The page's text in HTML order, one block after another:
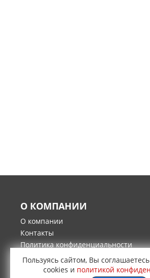
О КОМПАНИИ
О компании
Контакты
Политика конфиденциальности
Гарантия и возврат товара
Пользуясь сайтом, Вы
cookies и политикой